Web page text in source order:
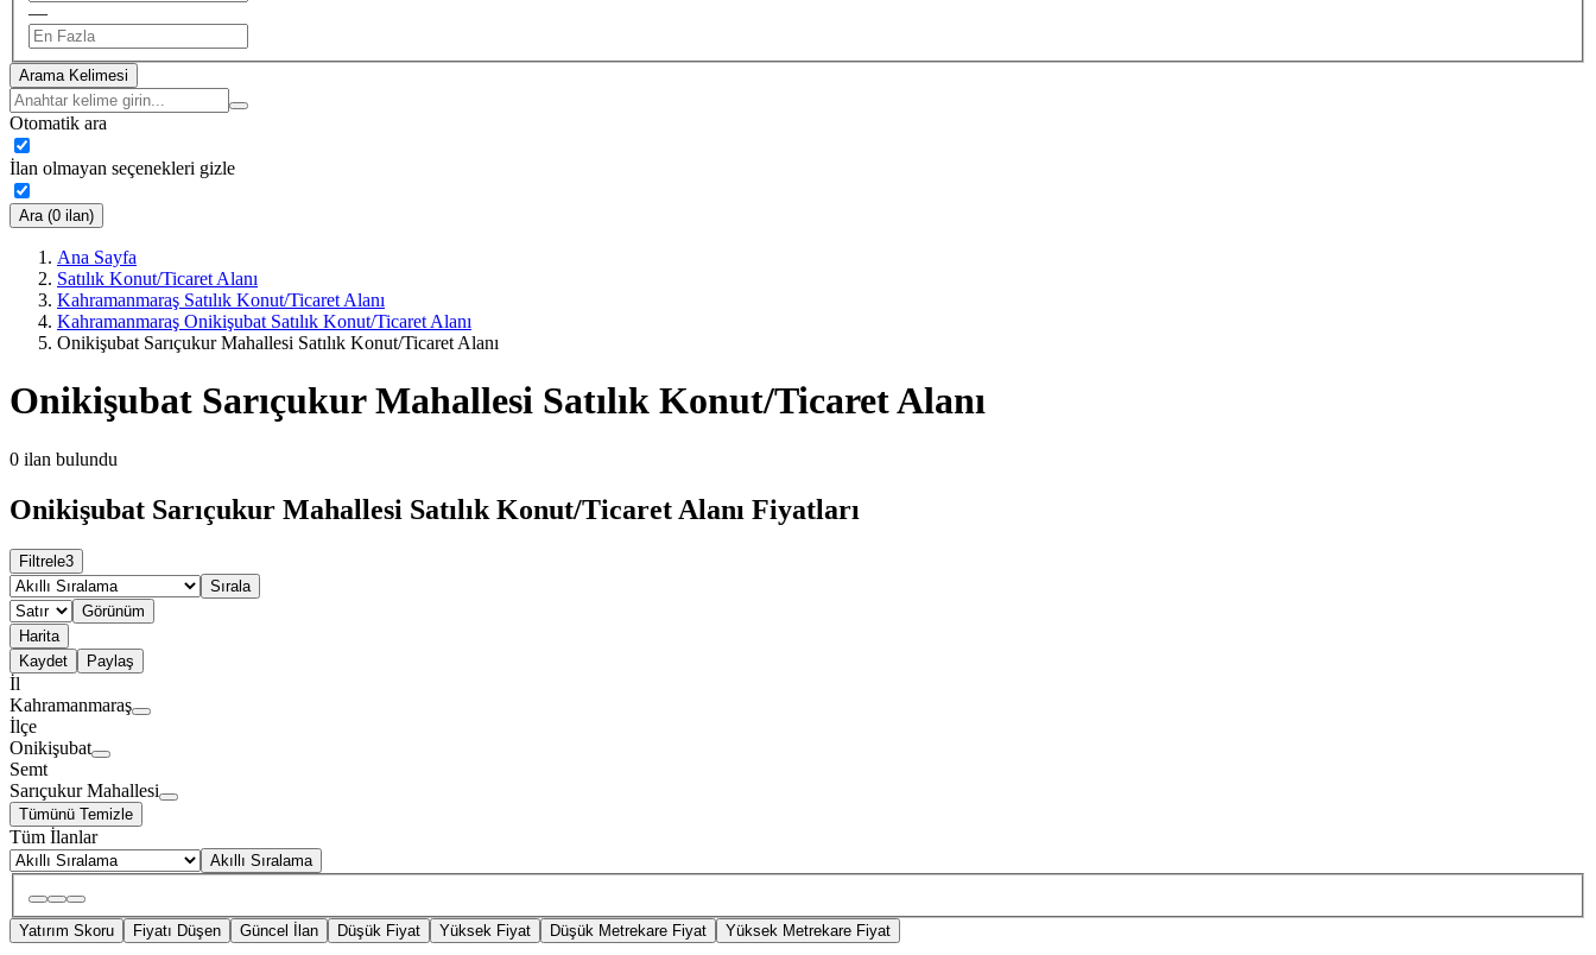
—
Arama Kelimesi
Otomatik ara
İlan olmayan seçenekleri gizle
Ara (0 ilan)
Ana Sayfa
Satılık Konut/Ticaret Alanı
Kahramanmaraş Satılık Konut/Ticaret Alanı
Kahramanmaraş Onikişubat Satılık Konut/Ticaret Alanı
Onikişubat Sarıçukur Mahallesi Satılık Konut/Ticaret Alanı
Onikişubat Sarıçukur Mahallesi Satılık Konut/Ticaret Alanı
0 ilan bulundu
Onikişubat Sarıçukur Mahallesi Satılık Konut/Ticaret Alanı Fiyatları
Filtrele3
Sırala
Görünüm
Harita
Kaydet
Paylaş
İl
Kahramanmaraş
İlçe
Onikişubat
Semt
Sarıçukur Mahallesi
Tümünü Temizle
Tüm İlanlar
Akıllı Sıralama
Yatırım Skoru Fiyatı Düşen Güncel İlan Düşük Fiyat Yüksek Fiyat Düşük Metrekare Fiyat Yüksek Metrekare Fiyat